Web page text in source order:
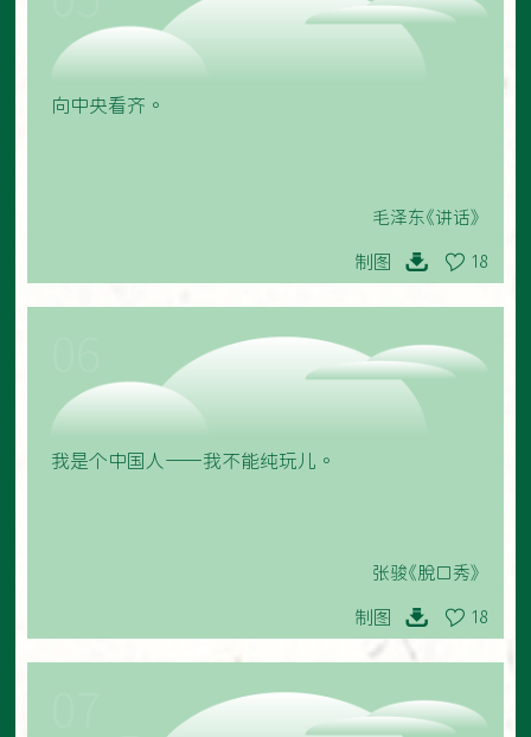
向中央看齐。
毛泽东《讲话》
制图 18
我是个中国人——我不能纯玩儿。
张骏《脱口秀》
制图 18